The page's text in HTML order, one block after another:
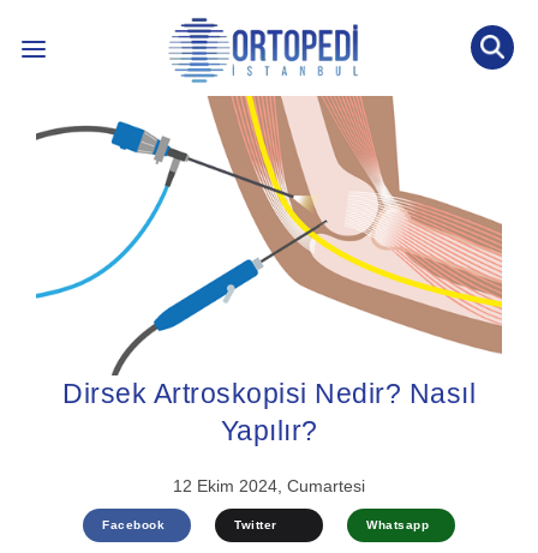
İLETİŞİM: 0536 452 53 77
INTERNATIONAL PATIENT
ÖNE ÇIKAN KONULAR ↓
BLOG YAZILARI
ÖN TANI TESTİ
Dirsek Artroskopisi Nedir? Nasıl
Yapılır?
12 Ekim 2024, Cumartesi
Facebook Twitter Whatsapp